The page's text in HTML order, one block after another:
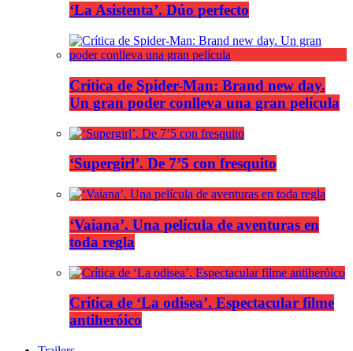
‘La Asistenta’. Dúo perfecto
Crítica de Spider-Man: Brand new day.
Un gran poder conlleva una gran película
‘Supergirl’. De 7’5 con fresquito
‘Vaiana’. Una película de aventuras en
toda regla
Crítica de ‘La odisea’. Espectacular filme
antiheróico